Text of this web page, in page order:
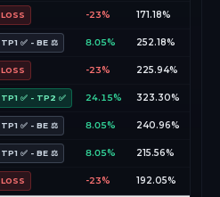
LOSS -23% 171.18%
TP1 ✅ - BE ⚖️ 8.05% 252.18%
LOSS -23% 225.94%
TP1 ✅ - TP2 ✅ 24.15% 323.30%
TP1 ✅ - BE ⚖️ 8.05% 240.96%
TP1 ✅ - BE ⚖️ 8.05% 215.56%
LOSS -23% 192.05%